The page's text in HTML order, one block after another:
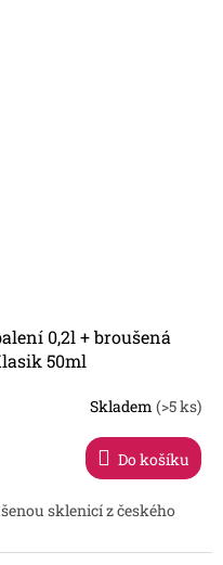
0,2l + broušená
50ml
Skladem (>5 ks)
Do košíku
sklenicí z českého